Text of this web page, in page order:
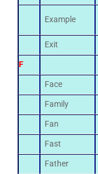
Example
Exit
F
Face
Family
Fan
Fast
Father